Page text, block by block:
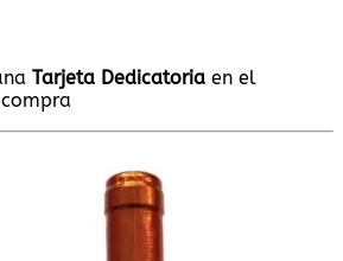
Tarjeta Dedicatoria en el